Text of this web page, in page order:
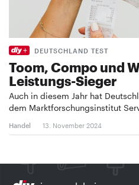
DEUTSCHLAND TEST
Toom, Compo und
Leistungs-Sieger
Auch in diesem Jahr hat
dem Marktforschungsinstitut
Handel 13. November 2024